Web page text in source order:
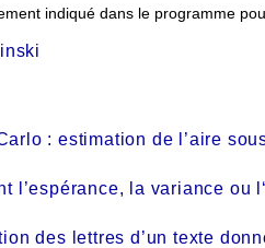
indiqué dans le programme
: estimation de l’aire
l’espérance, la variance ou
des lettres d’un texte